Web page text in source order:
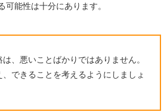
能性は十分にあります。
、悪いことばかりではありません。
できることを考えるようにしましょ